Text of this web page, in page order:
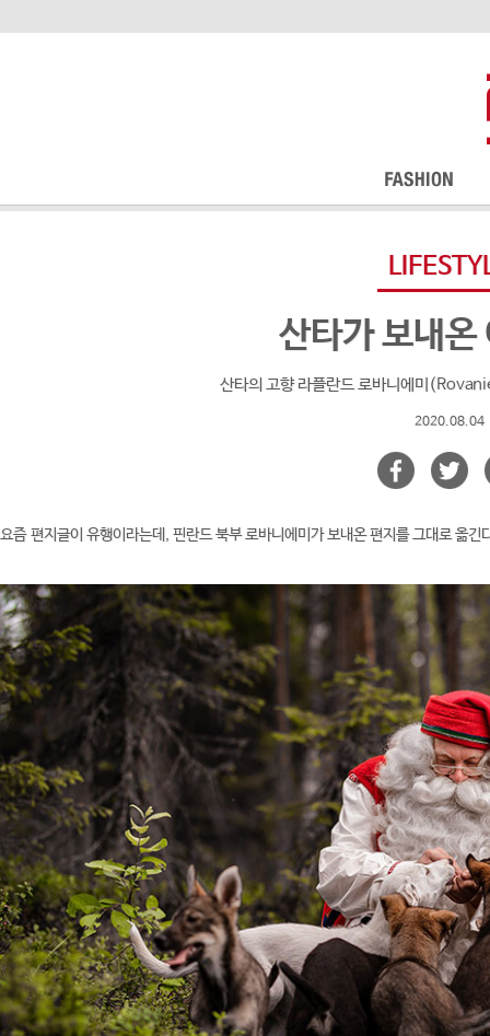
산타가 보내온
산타의 고향 라플란드 로바니에미
2020.08.04
요즘 편지글이 유행이라는데, 핀란드 북부 로바니에미가 보내온 편지를 그대로 옮